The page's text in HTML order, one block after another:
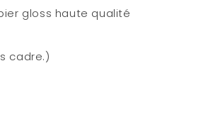
gloss haute qualité
cadre.)